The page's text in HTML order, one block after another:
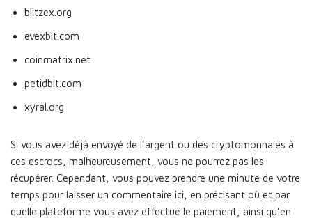
blitzex.org
evexbit.com
coinmatrix.net
petidbit.com
xyral.org
Si vous avez déjà envoyé de l’argent ou des cryptomonnaies à
ces escrocs, malheureusement, vous ne pourrez pas les
récupérer. Cependant, vous pouvez prendre une minute de votre
temps pour laisser un commentaire ici, en précisant où et par
quelle plateforme vous avez effectué le paiement, ainsi qu’en